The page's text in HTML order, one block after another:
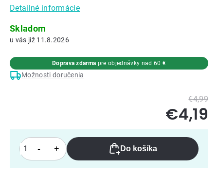
5
hviezdičiek.
Do košíka
Detailné informácie
Skladom
11.8.2026
Možnosti doručenia
Doprava zdarma pre objednávky nad 60 €
€4,99
€4,19